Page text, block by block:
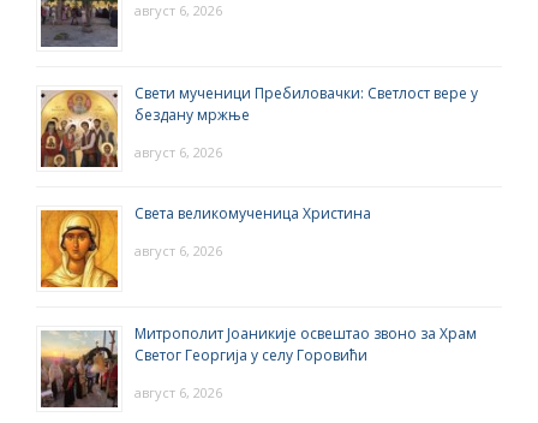
август 6, 2026
Свети мученици Пребиловачки: Светлост вере у
бездану мржње
август 6, 2026
Света великомученица Христина
август 6, 2026
Митрополит Јоаникије освештао звоно за Храм
Светог Георгија у селу Горовићи
август 6, 2026